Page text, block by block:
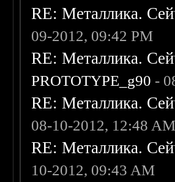
RE: Металлика.
09-2012, 09:42 PM
RE: Металлика.
PROTOTYPE_g90 -
RE: Металлика.
08-10-2012, 12:48 AM
RE: Металлика.
10-2012, 09:43 AM